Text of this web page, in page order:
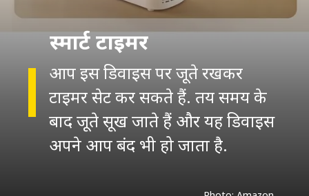
स्मार्ट टाइमर
आप इस डिवाइस पर जूते रखकर
टाइमर सेट कर सकते हैं. तय समय के
बाद जूते सूख जाते हैं और यह डिवाइस
अपने आप बंद भी हो जाता है.